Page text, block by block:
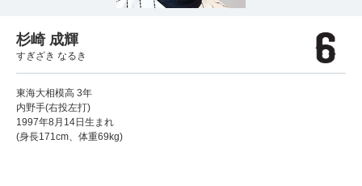
杉崎 成輝
すぎざき なるき
東海大相模高 3年
内野手(右投左打)
1997年8月14日生まれ
(身長171cm、体重69kg)